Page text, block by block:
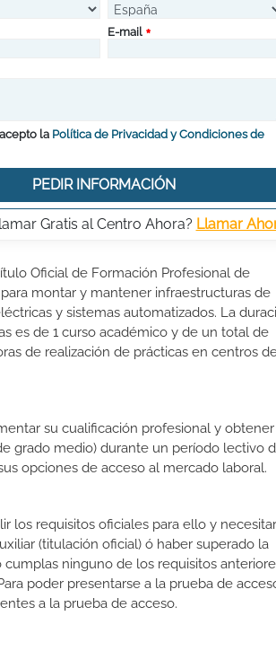
E-mail
la Política de Privacidad y Condiciones de
PEDIR INFORMACIÓN
Gratis al Centro Ahora? Llamar
Oficial de Formación Profesional de
montar y mantener infraestructuras de
y sistemas automatizados. La
es de 1 curso académico y de un total de
de realización de prácticas en centros
su cualificación profesional y
grado medio) durante un período lectivo
opciones de acceso al mercado laboral.
los requisitos oficiales para ello y
(titulación oficial) ó haber superado la
cumplas ninguno de los requisitos
poder presentarse a la prueba de
a la prueba de acceso.